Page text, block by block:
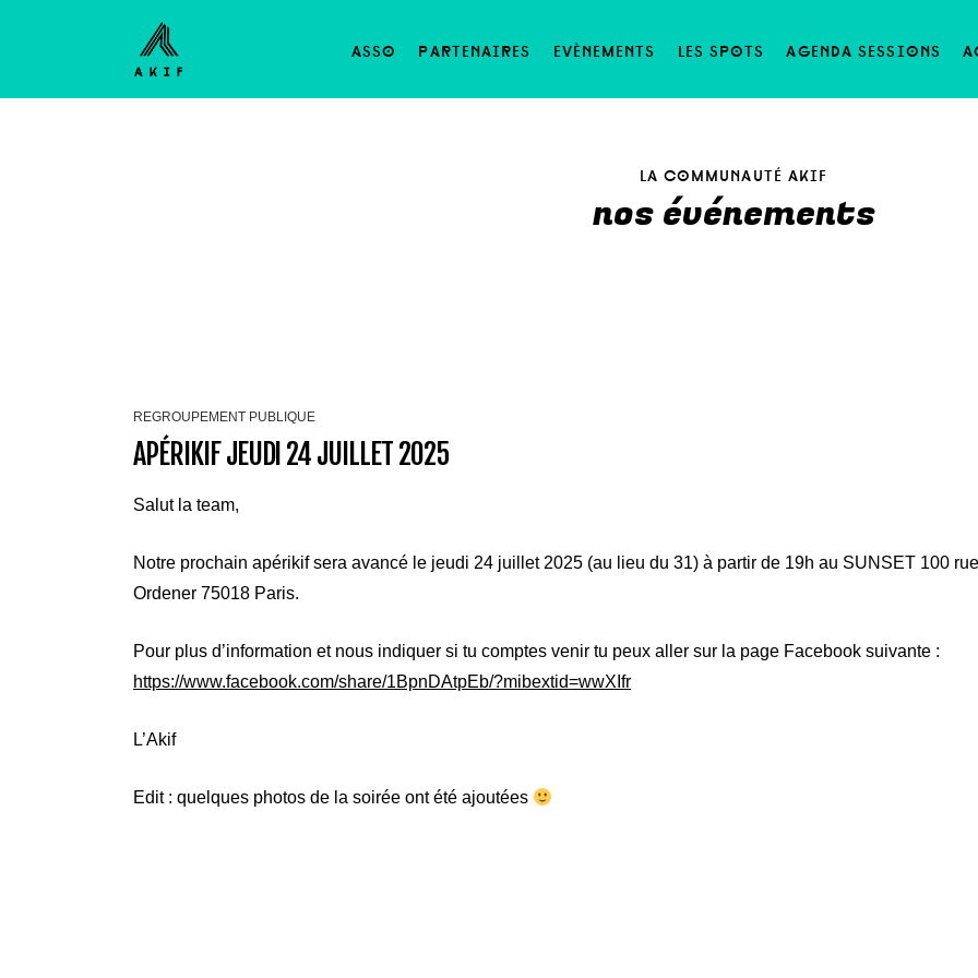
asso partenaires evènements les spots agenda sessions
la communauté akif
nos événements
REGROUPEMENT PUBLIQUE
APÉRIKIF JEUDI 24 JUILLET 2025
Salut la team,
Notre prochain apérikif sera avancé le jeudi 24 juillet 2025 (au lieu du 31) à partir de 19h au SUNSET 100 rue
Ordener 75018 Paris.
Pour plus d’information et nous indiquer si tu comptes venir tu peux aller sur la page Facebook suivante :
https://www.facebook.com/share/1BpnDAtpEb/?mibextid=wwXIfr
L’Akif
Edit : quelques photos de la soirée ont été ajoutées